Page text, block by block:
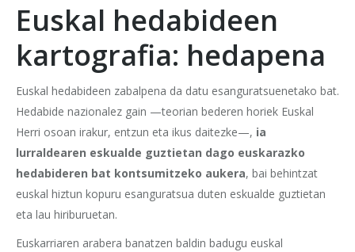
Euskal hedabideen
kartografia: hedapena
Euskal hedabideen zabalpena da datu esanguratsuenetako bat.
Hedabide nazionalez gain —teorian bederen horiek Euskal
Herri osoan irakur, entzun eta ikus daitezke—, ia
lurraldearen eskualde guztietan dago euskarazko
hedabideren bat kontsumitzeko aukera, bai behintzat
euskal hiztun kopuru esanguratsua duten eskualde guztietan
eta lau hiriburuetan.
Euskarriaren arabera banatzen baldin badugu euskal